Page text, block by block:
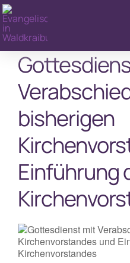
Zum
Inhalt
springen
bisherigen
Einführung